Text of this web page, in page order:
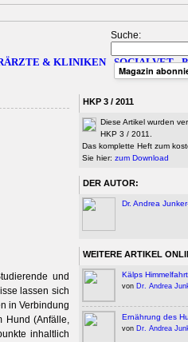
Suche:
Magazin
& KLINIKEN SOCIALVET
und
lassen sich
in Verbindung
Hund (Anfälle,
inhaltlich
HKP 3 / 2011
Diese Artikel wurden
HKP 3 / 2011.
Das komplette Heft zum
Sie hier: zum Download
DER AUTOR:
Dr. Andrea
WEITERE ARTIKEL
Kälps Himmelfahrt
von Dr. Andrea
Ernährung des
von Dr. Andrea